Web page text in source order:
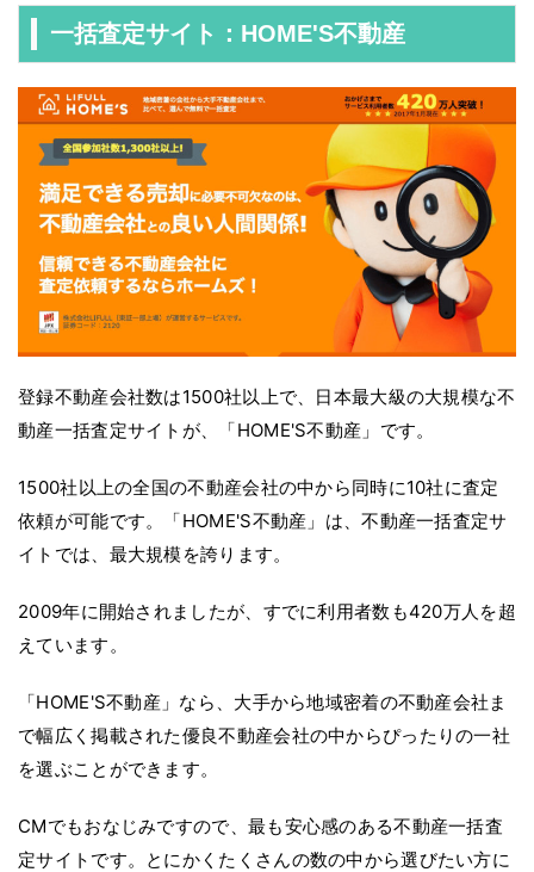
一括査定サイト：HOME'S不動産
登録不動産会社数は1500社以上で、日本最大級の大規模な不
動産一括査定サイトが、「HOME'S不動産」です。
1500社以上の全国の不動産会社の中から同時に10社に査定
依頼が可能です。「HOME'S不動産」は、不動産一括査定サ
イトでは、最大規模を誇ります。
2009年に開始されましたが、すでに利用者数も420万人を超
えています。
「HOME'S不動産」なら、大手から地域密着の不動産会社ま
で幅広く掲載された優良不動産会社の中からぴったりの一社
を選ぶことができます。
CMでもおなじみですので、最も安心感のある不動産一括査
定サイトです。とにかくたくさんの数の中から選びたい方に